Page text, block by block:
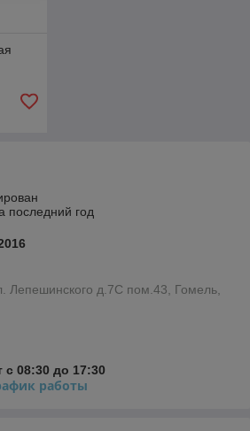
последний год
Лепешинского д.7С пом.43, Гомель,
с 08:30 до 17:30
работы